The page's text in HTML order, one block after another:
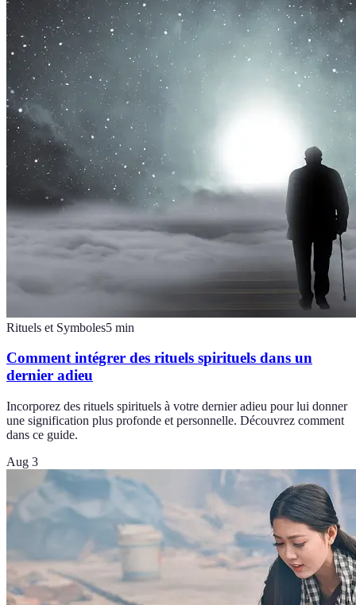
Rituels et Symboles5 min
Comment intégrer des rituels spirituels dans un
dernier adieu
Incorporez des rituels spirituels à votre dernier adieu pour lui donner
une signification plus profonde et personnelle. Découvrez comment
dans ce guide.
Aug 3